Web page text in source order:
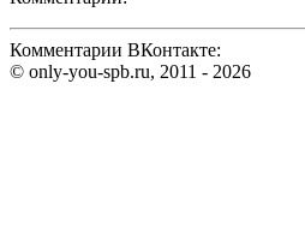
Комментарии ВКонтакте:
© only-you-spb.ru, 2011 - 2026